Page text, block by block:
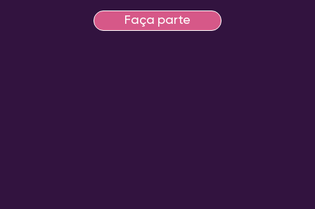
Faça parte